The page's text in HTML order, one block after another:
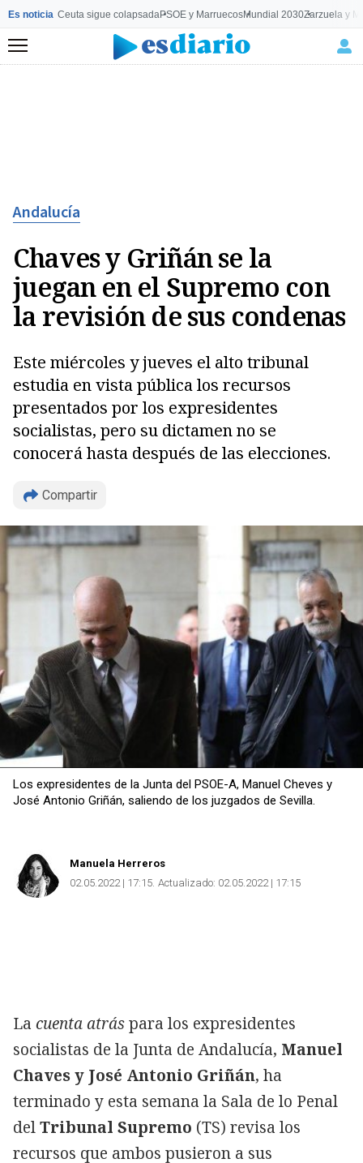
Es noticia Ceuta sigue colapsadaPSOE y MarruecosMundial 2030Zarzuela y
Menú
Andalucía
Chaves y Griñán se la
juegan en el Supremo con
la revisión de sus condenas
Este miércoles y jueves el alto tribunal
estudia en vista pública los recursos
presentados por los expresidentes
socialistas, pero su dictamen no se
conocerá hasta después de las elecciones.
Compartir
Copiar
Los expresidentes de la Junta del PSOE-A, Manuel Cheves y
José Antonio Griñán, saliendo de los juzgados de Sevilla.
Manuela Herreros
02.05.2022 | 17:15 Actualizado: 02.05.2022 | 17:15
La cuenta atráspara los expresidentes
socialistas de la Junta de Andalucía, Manuel
Chaves y José Antonio Griñán, ha
terminado y esta semana la Sala de lo Penal
delTribunal Supremo (TS) revisa los
recursos que ambos pusieron a sus